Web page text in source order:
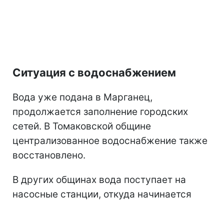
Ситуация с водоснабжением
Вода уже подана в Марганец,
продолжается заполнение городских
сетей. В Томаковской общине
централизованное водоснабжение также
восстановлено.
В других общинах вода поступает на
насосные станции, откуда начинается